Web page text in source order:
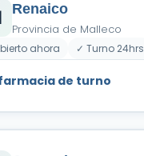
Renaico
Provincia de Malleco
ahora ✓ Turno 24hrs
de turno